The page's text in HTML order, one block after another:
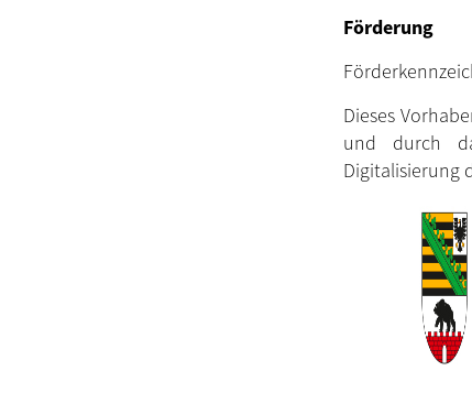
Förderung
Dieses
und durch
Digitalisierung